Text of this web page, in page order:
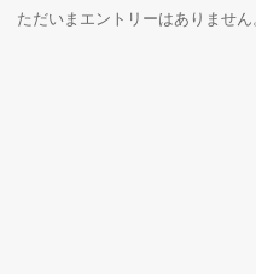
ただいまエントリーはありません